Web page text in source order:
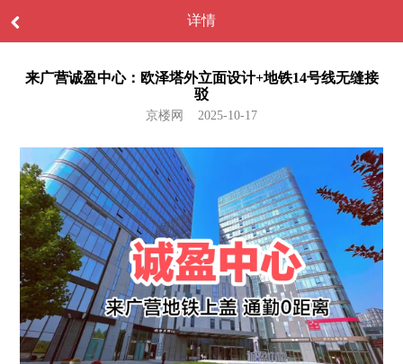
详情
来广营诚盈中心：欧泽塔外立面设计+地铁14号线无缝接
驳
京楼网 2025-10-17